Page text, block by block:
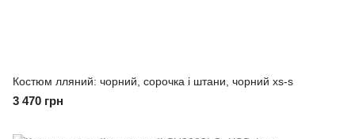
Костюм лляний: чорний, сорочка і штани, чорний xs-s
3 470 грн